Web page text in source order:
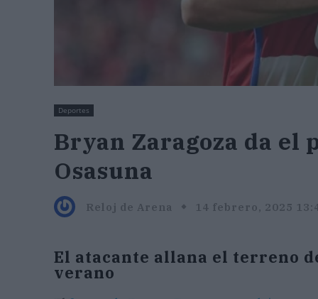
Deportes
Bryan Zaragoza da el
Osasuna
Reloj de Arena 14 febrero, 2025
El atacante allana el terreno
verano